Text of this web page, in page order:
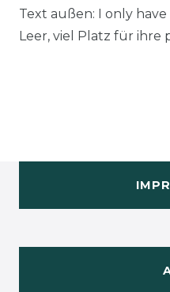
Text außen: I only
Leer, viel Platz für ihre